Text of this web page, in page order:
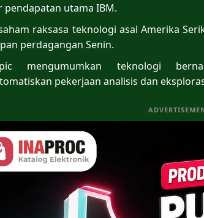
pendapatan utama IBM.
raksasa teknologi asal Amerika
perdagangan Senin.
mengumumkan teknologi
pekerjaan analisis dan